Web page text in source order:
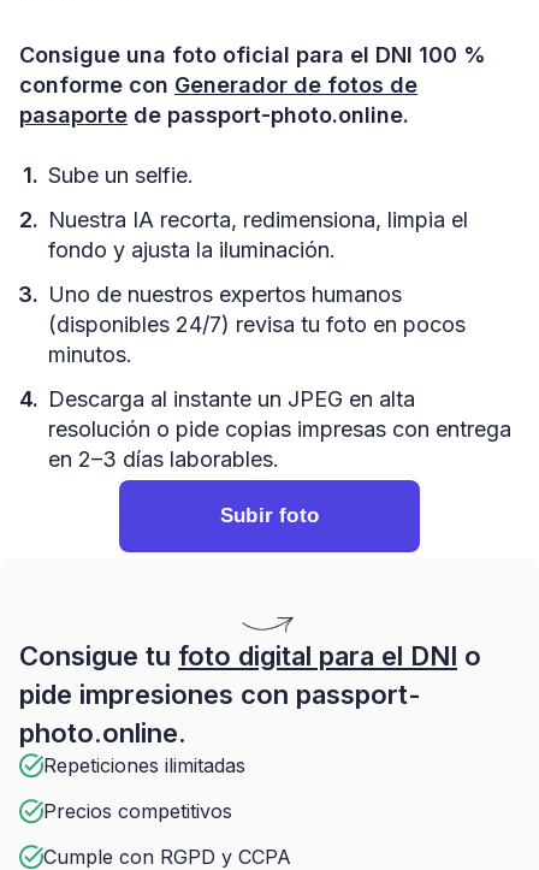
Consigue una foto oficial para el DNI 100 %
conforme con Generador de fotos de
pasaporte de passport-photo.online.
Sube un selfie.
Nuestra IA recorta, redimensiona, limpia el
fondo y ajusta la iluminación.
Uno de nuestros expertos humanos
(disponibles 24/7) revisa tu foto en pocos
minutos.
Descarga al instante un JPEG en alta
resolución o pide copias impresas con entrega
en 2–3 días laborables.
Subir foto
Consigue tu foto digital para el DNI o
pide impresiones con passport-
photo.online.
Repeticiones ilimitadas
Precios competitivos
Cumple con RGPD y CCPA